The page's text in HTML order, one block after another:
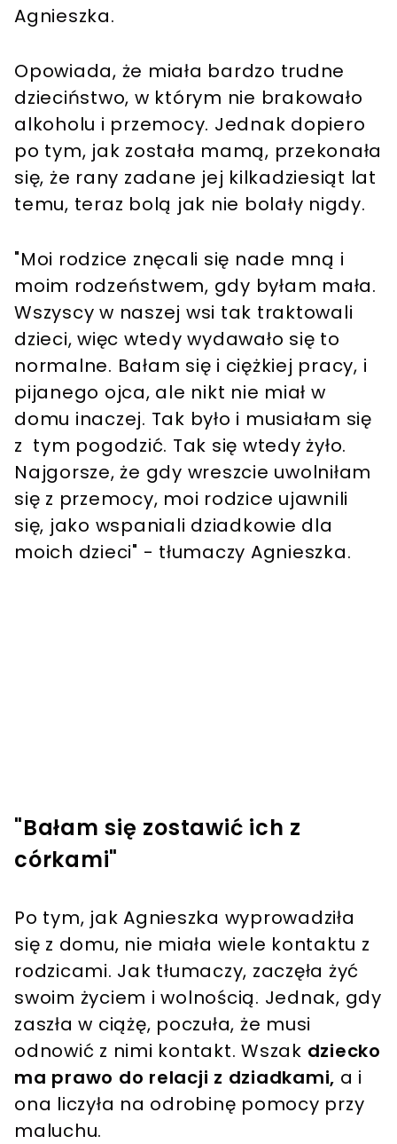
Agnieszka.
Opowiada, że miała bardzo trudne
dzieciństwo, w którym nie brakowało
alkoholu i przemocy. Jednak dopiero
po tym, jak została mamą, przekonała
się, że rany zadane jej kilkadziesiąt lat
temu, teraz bolą jak nie bolały nigdy.
"Moi rodzice znęcali się nade mną i
moim rodzeństwem, gdy byłam mała.
Wszyscy w naszej wsi tak traktowali
dzieci, więc wtedy wydawało się to
normalne. Bałam się i ciężkiej pracy, i
pijanego ojca, ale nikt nie miał w
domu inaczej. Tak było i musiałam się
z tym pogodzić. Tak się wtedy żyło.
Najgorsze, że gdy wreszcie uwolniłam
się z przemocy, moi rodzice ujawnili
się, jako wspaniali dziadkowie dla
moich dzieci" - tłumaczy Agnieszka.
"Bałam się zostawić ich z
córkami"
Po tym, jak Agnieszka wyprowadziła
się z domu, nie miała wiele kontaktu z
rodzicami. Jak tłumaczy, zaczęła żyć
swoim życiem i wolnością. Jednak, gdy
zaszła w ciążę, poczuła, że musi
odnowić z nimi kontakt. Wszak dziecko
ma prawo do relacji z dziadkami, a i
ona liczyła na odrobinę pomocy przy
maluchu.